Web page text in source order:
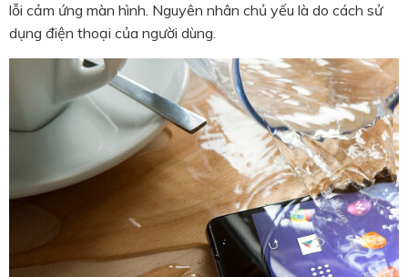
lỗi cảm ứng màn hình. Nguyên nhân chủ yếu là do cách sử
dụng điện thoại của người dùng.